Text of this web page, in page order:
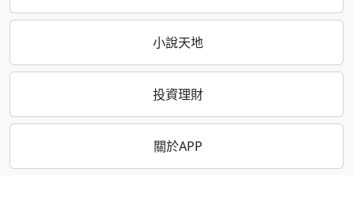
小說天地
投資理財
關於APP